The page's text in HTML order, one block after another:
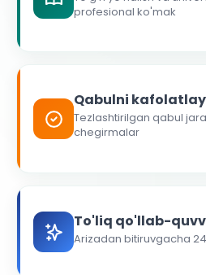
profesional ko'mak
Qabulni
Tezlashtirilgan qabul
chegirmalar
To'liq qo'llab-
Arizadan bitiruvgacha